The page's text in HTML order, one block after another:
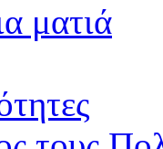
ματιά